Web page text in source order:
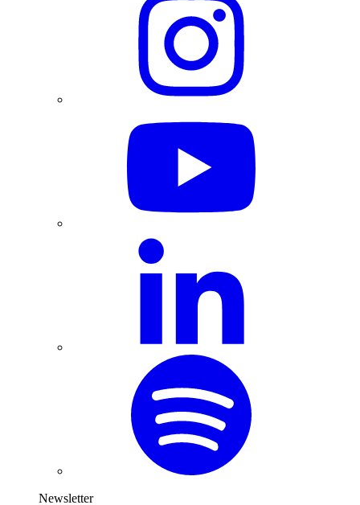
Newsletter